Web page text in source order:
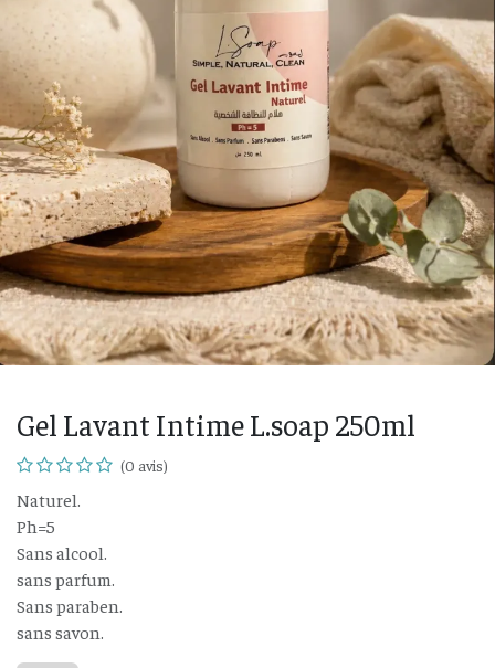
Gel Lavant Intime L.soap 250ml
(0 avis)
Naturel.
Ph=5
Sans alcool.
sans parfum.
Sans paraben.
sans savon.